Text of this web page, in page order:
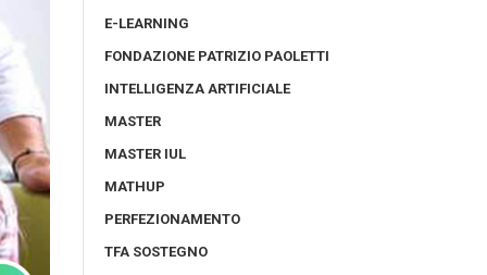
E-LEARNING
FONDAZIONE PATRIZIO PAOLETTI
INTELLIGENZA ARTIFICIALE
MASTER
MASTER IUL
MATHUP
PERFEZIONAMENTO
TFA SOSTEGNO